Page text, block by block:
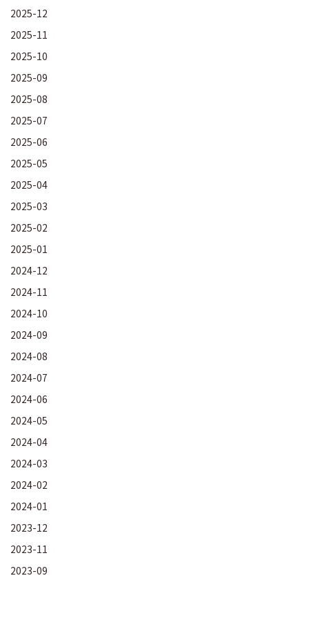
2025-12
2025-11
2025-10
2025-09
2025-08
2025-07
2025-06
2025-05
2025-04
2025-03
2025-02
2025-01
2024-12
2024-11
2024-10
2024-09
2024-08
2024-07
2024-06
2024-05
2024-04
2024-03
2024-02
2024-01
2023-12
2023-11
2023-09